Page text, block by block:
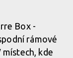
Box -
rámové
kde